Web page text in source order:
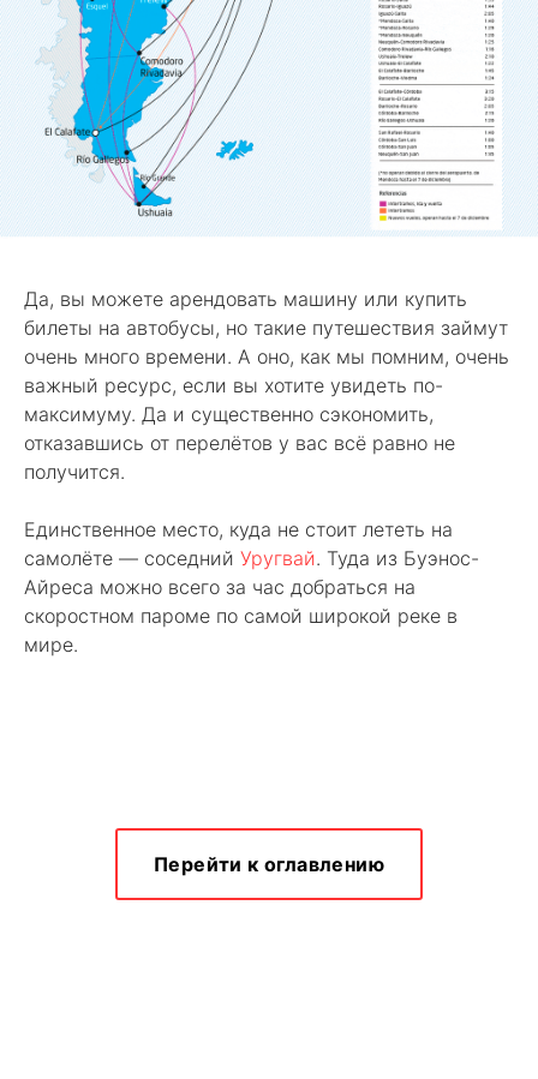
Да, вы можете арендовать машину или купить
билеты на автобусы, но такие путешествия займут
очень много времени. А оно, как мы помним, очень
важный ресурс, если вы хотите увидеть по-
максимуму. Да и существенно сэкономить,
отказавшись от перелётов у вас всё равно не
получится.
Единственное место, куда не стоит лететь на
самолёте — соседний Уругвай. Туда из Буэнос-
Айреса можно всего за час добраться на
скоростном пароме по самой широкой реке в
мире.
Перейти к оглавлению